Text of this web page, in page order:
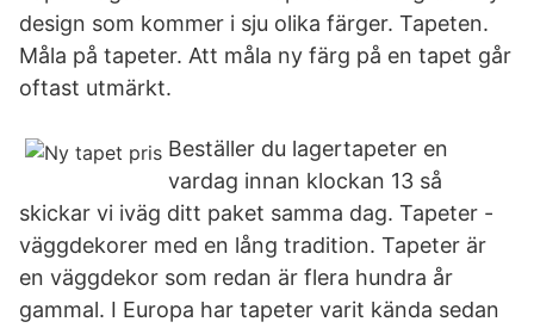
design som kommer i sju olika färger. Tapeten.
Måla på tapeter. Att måla ny färg på en tapet går
oftast utmärkt.
Beställer du lagertapeter en
vardag innan klockan 13 så
skickar vi iväg ditt paket samma dag. Tapeter -
väggdekorer med en lång tradition. Tapeter är
en väggdekor som redan är flera hundra år
gammal. I Europa har tapeter varit kända sedan